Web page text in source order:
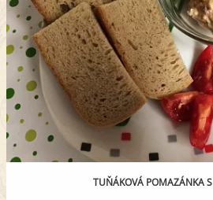
TUŇÁKOVÁ POMAZÁNKA S